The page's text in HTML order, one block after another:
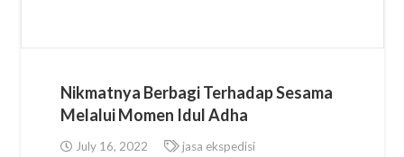
Nikmatnya Berbagi Terhadap Sesama
Melalui Momen Idul Adha
July 16, 2022
jasa ekspedisi